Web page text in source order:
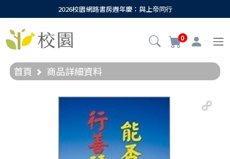
2026校園網路書房週年慶：與上帝同行
0
首頁 商品詳細資料